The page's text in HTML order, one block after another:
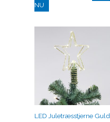
NU
LED Juletræsstjerne Guld